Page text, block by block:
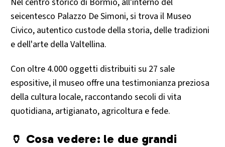
seicentesco Palazzo De Simoni, si trova il Museo
Civico, autentico custode della storia, delle tradizioni
e dell'arte della Valtellina.
Con oltre 4.000 oggetti distribuiti su 27 sale
espositive, il museo offre una testimonianza preziosa
della cultura locale, raccontando secoli di vita
quotidiana, artigianato, agricoltura e fede.
🏺 Cosa vedere: le due grandi